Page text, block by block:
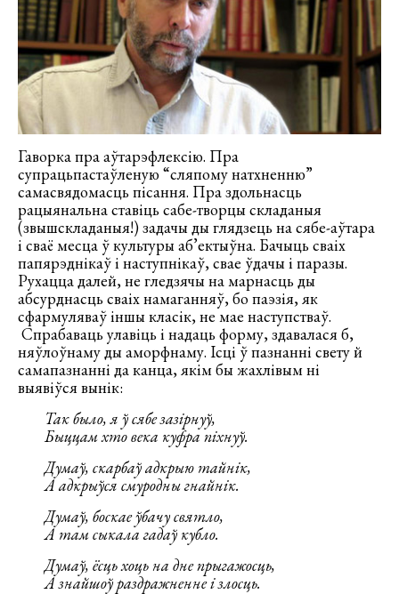
Гаворка пра аўтарэфлексію. Пра
супрацьпастаўленую “сляпому натхненню”
самасвядомасць пісання. Пра здольнасць
рацыянальна ставіць сабе-творцы складаныя
(звышскладаныя!) задачы ды глядзець на сябе-аўтара
і сваё месца ў культуры аб’ектыўна. Бачыць сваіх
папярэднікаў і наступнікаў, свае ўдачы і паразы.
Рухацца далей, не гледзячы на марнасць ды
абсурднасць сваіх намаганняў, бо паэзія, як
сфармуляваў іншы класік, не мае наступстваў.
Спрабаваць улавіць і надаць форму, здавалася б,
няўлоўнаму ды аморфнаму. Ісці ў пазнанні свету й
самапазнанні да канца, якім бы жахлівым ні
выявіўся вынік:
Так было, я ў сябе зазiрнуў,
Быццам хто века куфра пiхнуў.
Думаў, скарбаў адкрыю тайнiк,
А адкрыўся смуродны гнайнiк.
Думаў, боскае ўбачу святло,
А там сыкала гадаў кубло.
Думаў, ёсць хоць на дне прыгажосць,
А знайшоў раздражненне i злосць.